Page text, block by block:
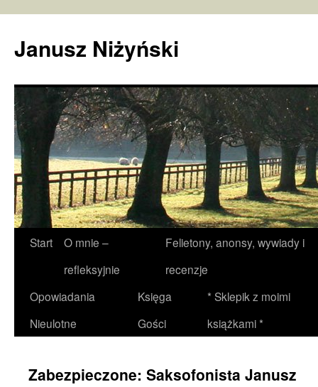
Janusz Niżyński
Przejdź
treści
Start
O mnie –
refleksyjnie
Felietony, anonsy, wywiady i
recenzje
Opowiadania
Nieulotne
Księga
Gości
* Sklepik z moimi
książkami *
Zabezpieczone: Saksofonista Janusz